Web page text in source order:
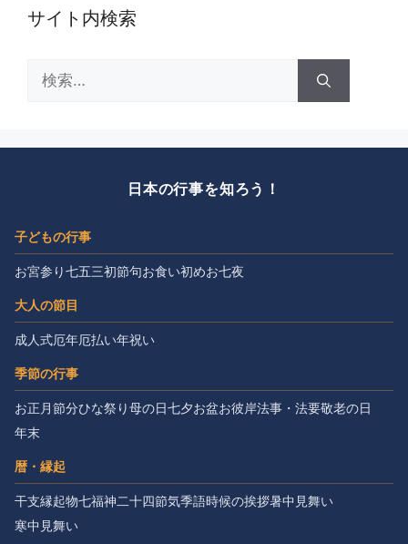
サイト内検索
索:
日本の行事を知ろう！
子どもの行事
お宮参り七五三初節句お食い初めお七夜
大人の節目
成人式厄年厄払い年祝い
季節の行事
お正月節分ひな祭り母の日七夕お盆お彼岸法事・法要敬老の日
年末
暦・縁起
干支縁起物七福神二十四節気季語時候の挨拶暑中見舞い
寒中見舞い